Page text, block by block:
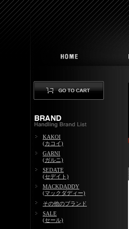
KAKOI
(カコイ)
GARNI
(ガルニ)
SEDATE
(セデイト)
MACKDADDY
(マックダディー)
その他のブランド
SALE
(セール)